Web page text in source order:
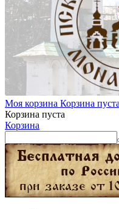
Моя корзина Корзина пуста
Корзина пуста
Корзина